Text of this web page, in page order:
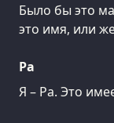
Было бы это
это имя, или
Ра
Я – Ра. Это